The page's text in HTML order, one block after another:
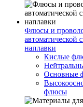
Флюсы и
автоматической
наплавки
Кислые
Основные
флюсы